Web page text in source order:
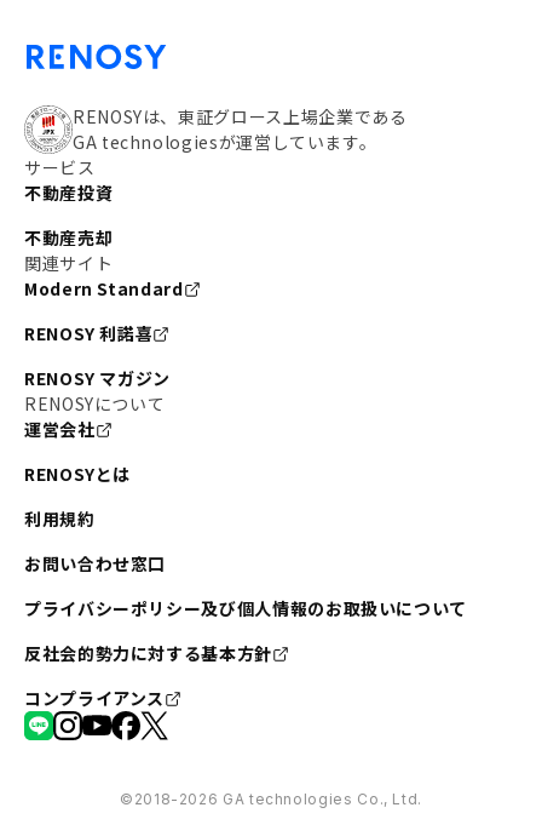
RENOSYは、東証グロース上場企業である
GA technologiesが運営しています。
サービス
不動産投資
不動産売却
関連サイト
Modern Standard
RENOSY 利諾喜
RENOSY マガジン
RENOSYについて
運営会社
RENOSYとは
利用規約
お問い合わせ窓口
プライバシーポリシー及び個人情報のお取扱いについて
反社会的勢力に対する基本方針
コンプライアンス
©︎2018-2026 GA technologies Co., Ltd.